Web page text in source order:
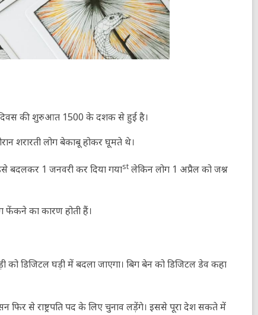
दिवस की शुरुआत 1500 के दशक से हुई है।
शरारती लोग बेकाबू होकर घूमते थे।
बदलकर 1 जनवरी कर दिया गयाst लेकिन लोग 1 अप्रैल को जश्न
फेंकने का कारण होती हैं।
को डिजिटल घड़ी में बदला जाएगा। बिग बेन को डिजिटल डेव कहा
फिर से राष्ट्रपति पद के लिए चुनाव लड़ेंगे। इससे पूरा देश सकते में